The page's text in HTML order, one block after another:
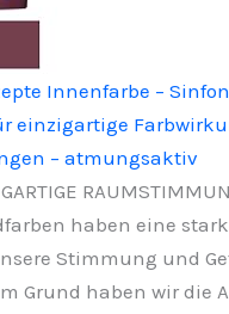
Innenfarbe –
einzigartige
– atmungsaktiv
haben eine
Stimmung und
Grund haben wir die